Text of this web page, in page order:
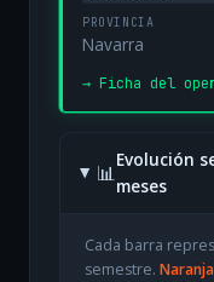
PROVINCIA
Navarra
→ Ficha del
📊
Evolución
meses
Cada barra
semestre. Naranja